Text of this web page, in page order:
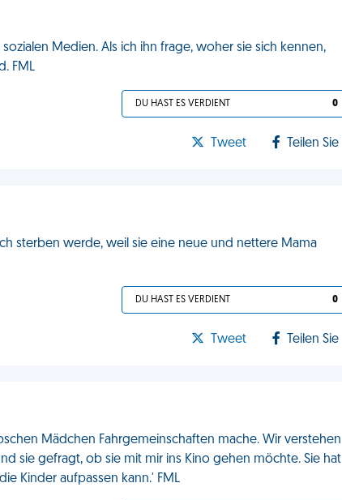
Medien. Als ich ihn frage, woher sie sich kennen,
FML
DU HAST ES VERDIENT 0
Tweet Teilen Sie
sterben werde, weil sie eine neue und nettere Mama
DU HAST ES VERDIENT 0
Tweet Teilen Sie
Mädchen Fahrgemeinschaften mache. Wir verstehen
sie gefragt, ob sie mit mir ins Kino gehen möchte. Sie hat
Kinder aufpassen kann.' FML